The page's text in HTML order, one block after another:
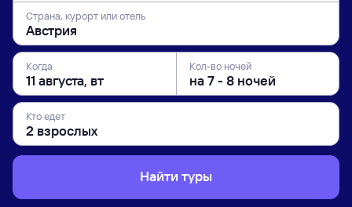
Страна, курорт или отель
Когда Кол-во ночей
Кто едет
Найти туры